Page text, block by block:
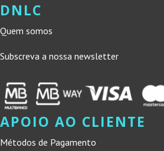
DNLC
Quem somos
Subscreva a nossa newsletter
APOIO AO CLIENTE
Métodos de Pagamento